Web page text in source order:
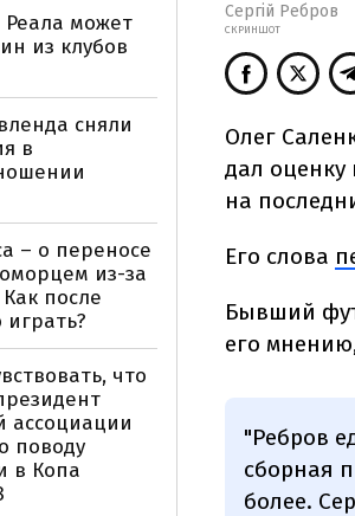
Сергій Ребров
СКРИНШОТ
Олег
дал оценку
на
Его слова
Бывший
его
"Ребров
сборная
более.
может
из клубов
сняли
в
– о переносе
из-за
после
что
ассоциации
поводу
в Копа